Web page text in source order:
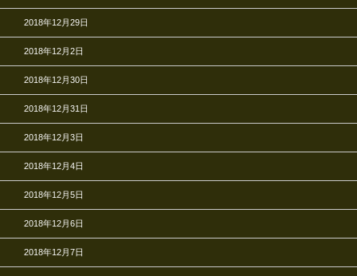
2018年12月29日
2018年12月2日
2018年12月30日
2018年12月31日
2018年12月3日
2018年12月4日
2018年12月5日
2018年12月6日
2018年12月7日